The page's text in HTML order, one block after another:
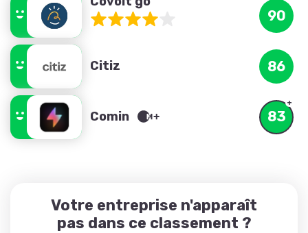
90
Citiz 86
Comin 83
Votre entreprise n'apparaît
pas dans ce classement ?